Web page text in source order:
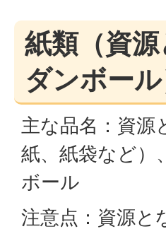
紙類（資
ダンボール
主な品名：資源
紙、紙袋など）
ボール
注意点：資源と